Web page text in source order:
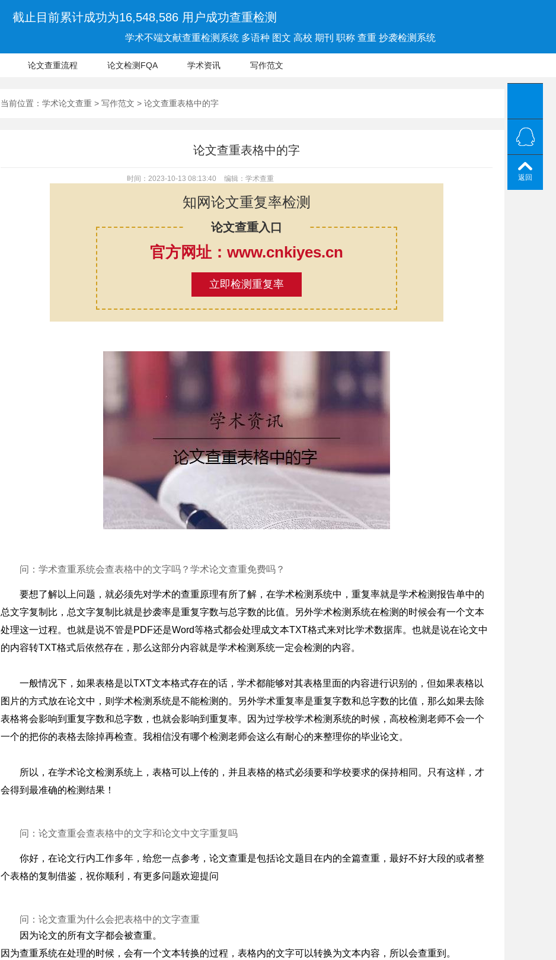
截止目前累计成功为16,548,586 用户成功查重检测
学术不端文献查重检测系统 多语种 图文 高校 期刊 职称 查重 抄袭检测系统
论文查重流程 论文检测FQA 学术资讯 写作范文
当前位置： 学术论文查重 > 写作范文 > 论文查重表格中的字
论文查重表格中的字
时间：2023-10-13 08:13:40 编辑：学术查重
知网论文重复率检测
论文查重入口
官方网址：www.cnkiyes.cn
立即检测重复率
问：学术查重系统会查表格中的文字吗？学术论文查重免费吗？
要想了解以上问题，就必须先对学术的查重原理有所了解，在学术检测系统中，重复率就是学术检测报告单中的
总文字复制比，总文字复制比就是抄袭率是重复字数与总字数的比值。另外学术检测系统在检测的时候会有一个文本
处理这一过程。也就是说不管是PDF还是Word等格式都会处理成文本TXT格式来对比学术数据库。也就是说在论文中
的内容转TXT格式后依然存在，那么这部分内容就是学术检测系统一定会检测的内容。
一般情况下，如果表格是以TXT文本格式存在的话，学术都能够对其表格里面的内容进行识别的，但如果表格以
图片的方式放在论文中，则学术检测系统是不能检测的。另外学术重复率是重复字数和总字数的比值，那么如果去除
表格将会影响到重复字数和总字数，也就会影响到重复率。因为过学校学术检测系统的时候，高校检测老师不会一个
一个的把你的表格去除掉再检查。我相信没有哪个检测老师会这么有耐心的来整理你的毕业论文。
所以，在学术论文检测系统上，表格可以上传的，并且表格的格式必须要和学校要求的保持相同。只有这样，才
会得到最准确的检测结果！
问：论文查重会查表格中的文字和论文中文字重复吗
你好，在论文行内工作多年，给您一点参考，论文查重是包括论文题目在内的全篇查重，最好不好大段的或者整
个表格的复制借鉴，祝你顺利，有更多问题欢迎提问
问：论文查重为什么会把表格中的文字查重
因为论文的所有文字都会被查重。
因为查重系统在处理的时候，会有一个文本转换的过程，表格内的文字可以转换为文本内容，所以会查重到。
返回